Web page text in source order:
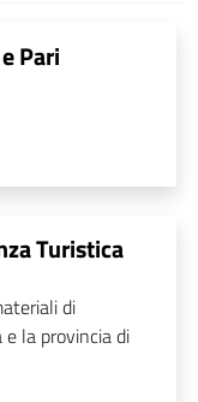
Pari
Turistica
di
la provincia di